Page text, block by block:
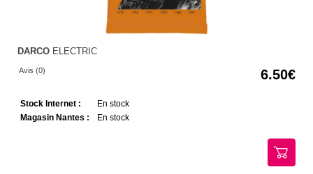
DARCO ELECTRIC
Avis (0) 6.50
Stock Internet :
En stock
Magasin Nantes :
En stock